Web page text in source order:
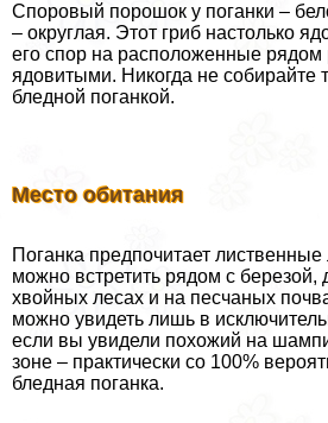
Споровый порошок у поганки –
– округлая. Этот гриб настолько
его спор на расположенные рядом
ядовитыми. Никогда не собирайте
бледной поганкой.
Место обитания
Поганка предпочитает
можно встретить рядом с березой,
хвойных лесах и на песчаных
можно увидеть лишь в
если вы увидели похожий на
зоне – пpaктически со 100%
бледная поганка.